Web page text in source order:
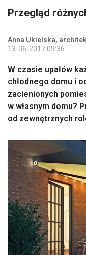
Przegląd
Anna Ukielska,
13-06-2017 09:36
W czasie upałów
chłodnego domu i
zacienionych
w własnym domu?
od zewnętrznych